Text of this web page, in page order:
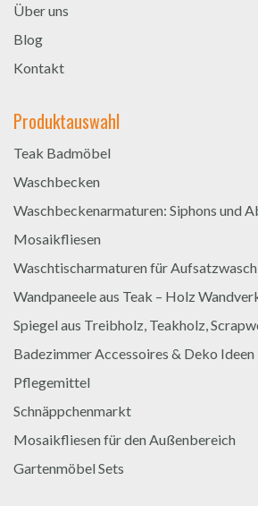
Über uns
Blog
Kontakt
Produktauswahl
Teak Badmöbel
Waschbecken
Waschbeckenarmaturen: Siphons und
Mosaikfliesen
Waschtischarmaturen für
Wandpaneele aus Teak – Holz
Spiegel aus Treibholz, Teakholz,
Badezimmer Accessoires & Deko Ideen
Pflegemittel
Schnäppchenmarkt
Mosaikfliesen für den Außenbereich
Gartenmöbel Sets